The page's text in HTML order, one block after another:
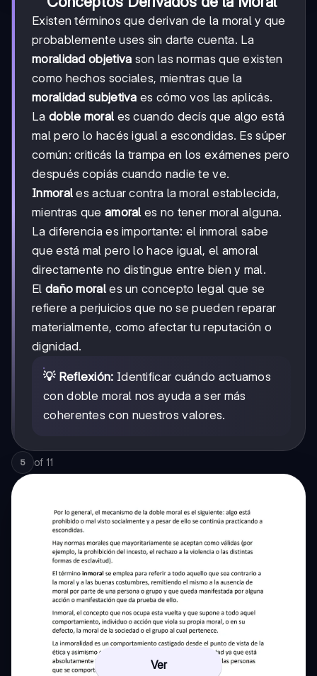
Existen términos que derivan de la moral y que
probablemente uses sin darte cuenta. La
moralidad objetiva son las normas que existen
como hechos sociales, mientras que la
moralidad subjetiva es cómo vos las aplicás.
La doble moral es cuando decís que algo está
mal pero lo hacés igual a escondidas. Es súper
común: criticás la trampa en los exámenes pero
después copiás cuando nadie te ve.
Inmoral es actuar contra la moral establecida,
mientras que amoral es no tener moral alguna.
La diferencia es importante: el inmoral sabe
que está mal pero lo hace igual, el amoral
directamente no distingue entre bien y mal.
El daño morales un concepto legal que se
refiere a perjuicios que no se pueden reparar
materialmente, como afectar tu reputación o
dignidad.
💡 Reflexión: Identificar cuándo actuamos
con doble moral nos ayuda a ser más
coherentes con nuestros valores.
5 of 11
Ver